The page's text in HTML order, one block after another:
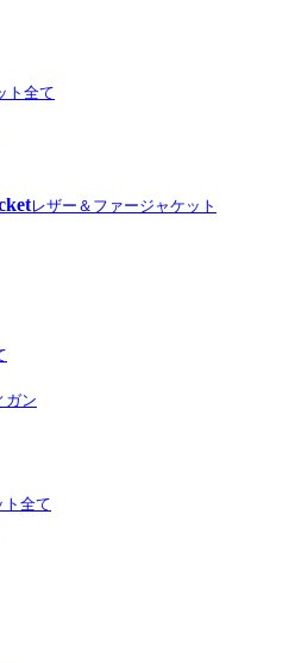
ト全て
レザー＆ファージャケット
ガン
ト全て